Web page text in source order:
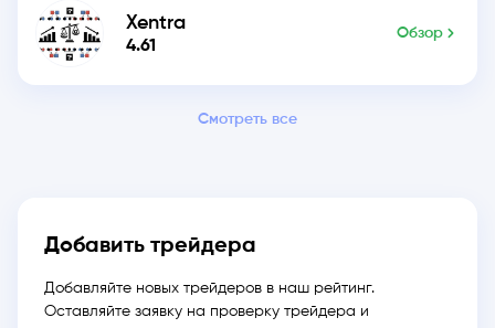
Xentra
4.61
Обзор
Смотреть все
Добавить трейдера
Добавляйте новых трейдеров в наш рейтинг.
Оставляйте заявку на проверку трейдера и